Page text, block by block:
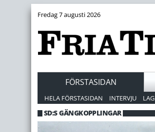
Fredag 7 augusti 2026
FÖRSTASIDAN
HELA FÖRSTASIDAN INTERVJU
SD:S GÄNGKOPPLINGAR